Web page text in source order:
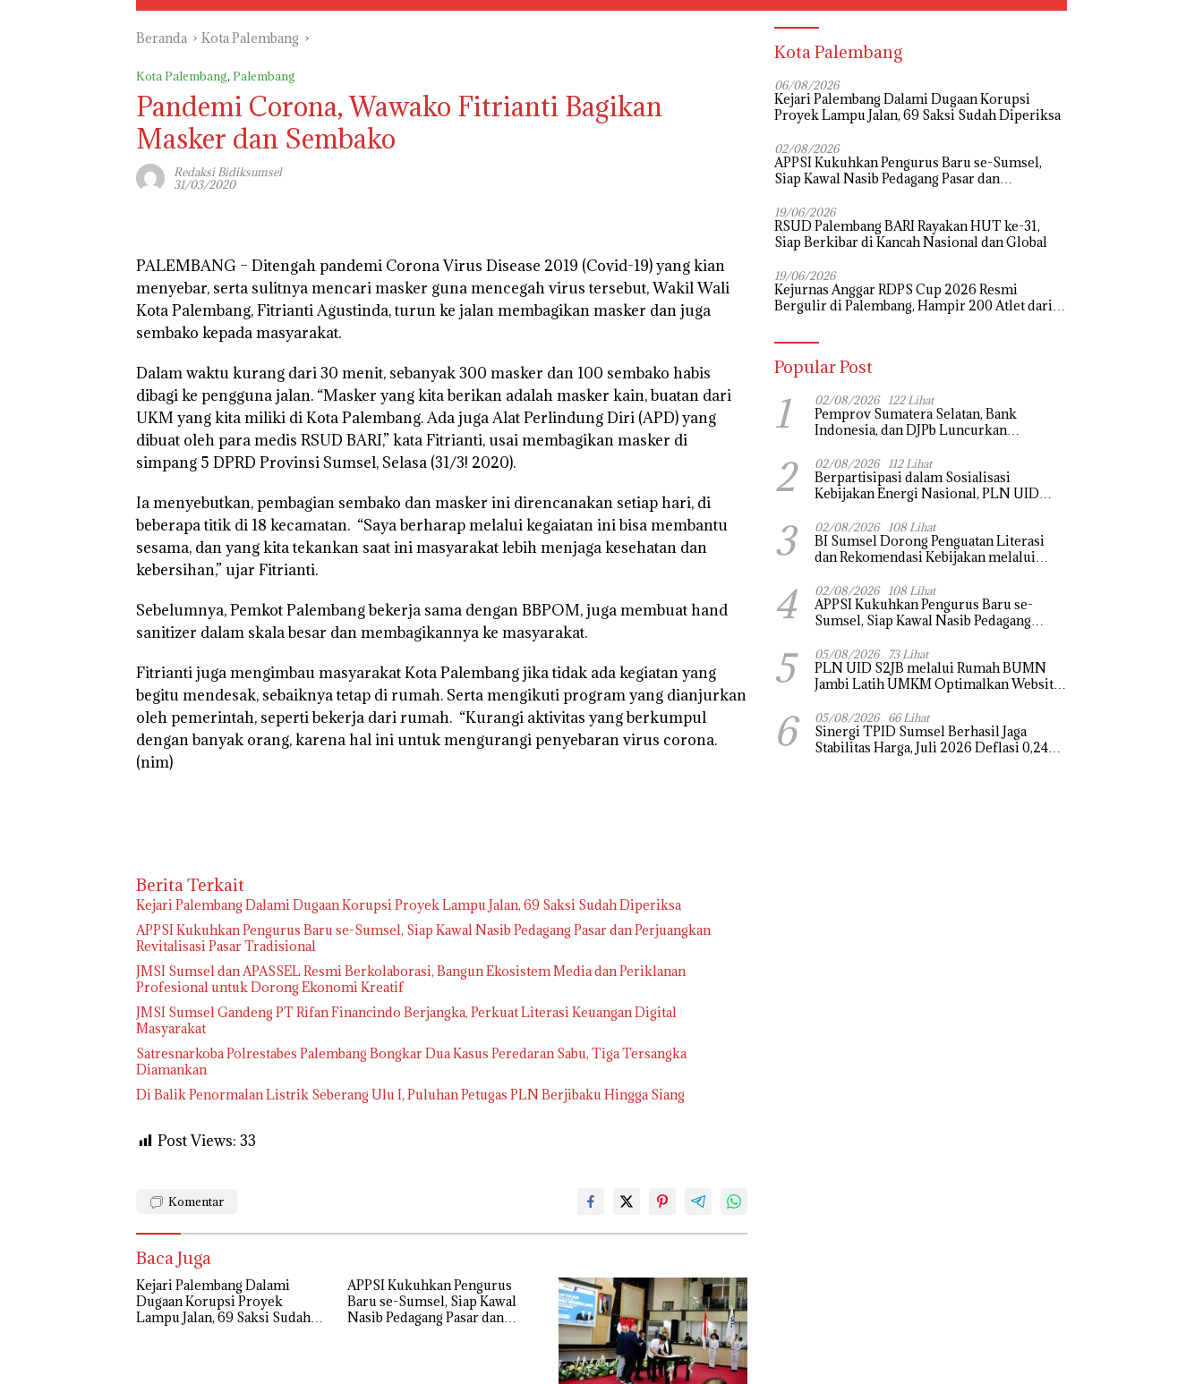
Beranda Kota Palembang
Kota Palembang, Palembang
Pandemi Corona, Wawako Fitrianti Bagikan
Masker dan Sembako
Redaksi Bidiksumsel
31/03/2020
PALEMBANG – Ditengah pandemi Corona Virus Disease 2019 (Covid-19) yang kian
menyebar, serta sulitnya mencari masker guna mencegah virus tersebut, Wakil Wali
Kota Palembang, Fitrianti Agustinda, turun ke jalan membagikan masker dan juga
sembako kepada masyarakat.
Dalam waktu kurang dari 30 menit, sebanyak 300 masker dan 100 sembako habis
dibagi ke pengguna jalan. “Masker yang kita berikan adalah masker kain, buatan dari
UKM yang kita miliki di Kota Palembang. Ada juga Alat Perlindung Diri (APD) yang
dibuat oleh para medis RSUD BARI,” kata Fitrianti, usai membagikan masker di
simpang 5 DPRD Provinsi Sumsel, Selasa (31/3! 2020).
Ia menyebutkan, pembagian sembako dan masker ini direncanakan setiap hari, di
beberapa titik di 18 kecamatan. “Saya berharap melalui kegaiatan ini bisa membantu
sesama, dan yang kita tekankan saat ini masyarakat lebih menjaga kesehatan dan
kebersihan,” ujar Fitrianti.
Sebelumnya, Pemkot Palembang bekerja sama dengan BBPOM, juga membuat hand
sanitizer dalam skala besar dan membagikannya ke masyarakat.
Fitrianti juga mengimbau masyarakat Kota Palembang jika tidak ada kegiatan yang
begitu mendesak, sebaiknya tetap di rumah. Serta mengikuti program yang dianjurkan
oleh pemerintah, seperti bekerja dari rumah. “Kurangi aktivitas yang berkumpul
dengan banyak orang, karena hal ini untuk mengurangi penyebaran virus corona.
(nim)
Berita Terkait
Kejari Palembang Dalami Dugaan Korupsi Proyek Lampu Jalan, 69 Saksi Sudah Diperiksa
APPSI Kukuhkan Pengurus Baru se-Sumsel, Siap Kawal Nasib Pedagang Pasar dan Perjuangkan
Revitalisasi Pasar Tradisional
JMSI Sumsel dan APASSEL Resmi Berkolaborasi, Bangun Ekosistem Media dan Periklanan
Profesional untuk Dorong Ekonomi Kreatif
JMSI Sumsel Gandeng PT Rifan Financindo Berjangka, Perkuat Literasi Keuangan Digital
Masyarakat
Satresnarkoba Polrestabes Palembang Bongkar Dua Kasus Peredaran Sabu, Tiga Tersangka
Diamankan
Di Balik Penormalan Listrik Seberang Ulu I, Puluhan Petugas PLN Berjibaku Hingga Siang
Post Views: 33
Komentar
Baca Juga
Kejari Palembang Dalami
Dugaan Korupsi Proyek
Lampu Jalan, 69 Saksi Sudah
APPSI Kukuhkan Pengurus
Baru se-Sumsel, Siap Kawal
Nasib Pedagang Pasar dan
Kota Palembang
06/08/2026
Kejari Palembang Dalami Dugaan Korupsi
Proyek Lampu Jalan, 69 Saksi Sudah Diperiksa
02/08/2026
APPSI Kukuhkan Pengurus Baru se-Sumsel,
Siap Kawal Nasib Pedagang Pasar dan
19/06/2026
RSUD Palembang BARI Rayakan HUT ke-31,
Siap Berkibar di Kancah Nasional dan Global
19/06/2026
Kejurnas Anggar RDPS Cup 2026 Resmi
Bergulir di Palembang, Hampir 200 Atlet dari
Popular Post
1 02/08/2026 122 Lihat
Pemprov Sumatera Selatan, Bank
Indonesia, dan DJPb Luncurkan
untuk Perkuat Ketahanan Pangan dan
Pengendalian Inflasi
2 02/08/2026 112 Lihat
Berpartisipasi dalam Sosialisasi
Kebijakan Energi Nasional, PLN UID
Listrik
3 02/08/2026 108 Lihat
BI Sumsel Dorong Penguatan Literasi
dan Rekomendasi Kebijakan melalui
Essay 3rd Sriwijaya Economic Forum
2026
4 02/08/2026 108 Lihat
APPSI Kukuhkan Pengurus Baru se-
Sumsel, Siap Kawal Nasib Pedagang
Tradisional
5 05/08/2026 73 Lihat
PLN UID S2JB melalui Rumah BUMN
Jambi Latih UMKM Optimalkan Website
6 05/08/2026 66 Lihat
Sinergi TPID Sumsel Berhasil Jaga
Stabilitas Harga, Juli 2026 Deflasi 0,24